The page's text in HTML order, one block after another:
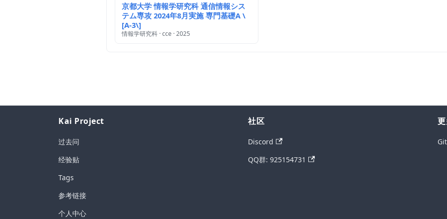
京都大学 情報学研究科 通信情報シス
テム専攻 2024年8月実施 専門基礎A \
[A-3\]
情報学研究科 · cce · 2025
Kai Project
过去问
经验贴
Tags
参考链接
个人中心
社区
Discord
QQ群: 925154731